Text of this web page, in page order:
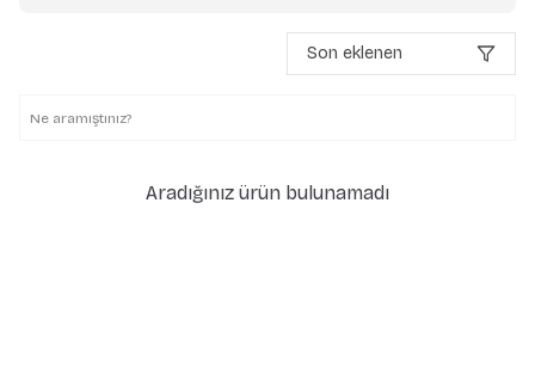
Son eklenen
Aradığınız ürün bulunamadı